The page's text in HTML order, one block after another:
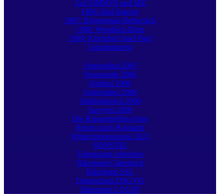
Auf SIMSON und MZ
1986: Bad Saarow
1987: Börgerende-Rethwisch
1988: Wendisch-Rietz
1989: Kirchdorf Insel Poel
Urlaubstouren
Ostpreußen 2005
Normandie 2006
Südtirol 2006
Ostpreußen 2008
Südfrankreich 2008
Savoyen 2009
Die Klassentreffen-Seite
Reisen nach Russland
Winterimpressionen 2021
SONSTIG
Telegramm schreiben
Bikerteam Gästebuch
Bikerteam SSL
Datenschutz DSGVO
Bikerteam LOGIN